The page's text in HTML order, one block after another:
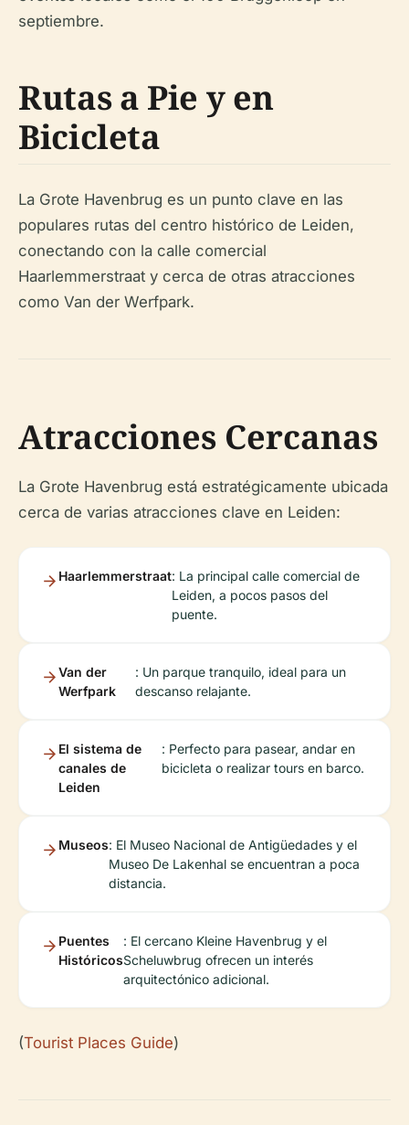
septiembre.
Rutas a Pie y en
Bicicleta
La Grote Havenbrug es un punto clave en las
populares rutas del centro histórico de Leiden,
conectando con la calle comercial
Haarlemmerstraat y cerca de otras atracciones
como Van der Werfpark.
Atracciones Cercanas
La Grote Havenbrug está estratégicamente ubicada
cerca de varias atracciones clave en Leiden:
Haarlemmerstraat: La principal calle comercial de
Leiden, a pocos pasos del
puente.
Van der
Werfpark
: Un parque tranquilo, ideal para un
descanso relajante.
El sistema de
canales de
Leiden
: Perfecto para pasear, andar en
bicicleta o realizar tours en barco.
Museos: El Museo Nacional de Antigüedades y el
Museo De Lakenhal se encuentran a poca
distancia.
Puentes
Históricos
: El cercano Kleine Havenbrug y el
Scheluwbrug ofrecen un interés
arquitectónico adicional.
(Tourist Places Guide)